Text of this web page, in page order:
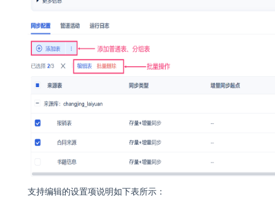
支持编辑的设置项说明如下表所示：